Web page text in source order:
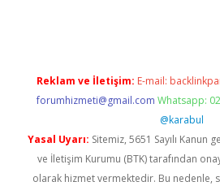
Reklam ve İletişim: E-mail:
forumhizmeti@gmail.com Whatsapp:
@karabul
Yasal Uyarı: Sitemiz, 5651 Sayılı Kanun
ve İletişim Kurumu (BTK) tarafından
olarak hizmet vermektedir. Bu nedenle,